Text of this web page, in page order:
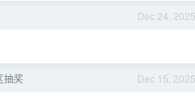
Dec 24, 2025
Dec 15, 2025
抽奖